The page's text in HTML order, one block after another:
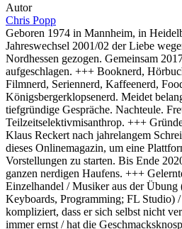
Autor
Chris Popp
Geboren 1974 in Mannheim, in
Jahreswechsel 2001/02 der Liebe
Nordhessen gezogen. Gemeinsam
aufgeschlagen. +++ Booknerd,
Filmnerd, Seriennerd, Kaffeenerd,
Königsbergerklopsenerd. Meidet
tiefgründige Gespräche. Nachteule.
Teilzeitselektivmisanthrop. +++
Klaus Reckert nach jahrelangem
dieses Onlinemagazin, um eine
Vorstellungen zu starten. Bis Ende
ganzen nerdigen Haufens. +++
Einzelhandel / Musiker aus der Übung
Keyboards, Programming; FL Studio)
kompliziert, dass er sich selbst nicht
immer ernst / hat die